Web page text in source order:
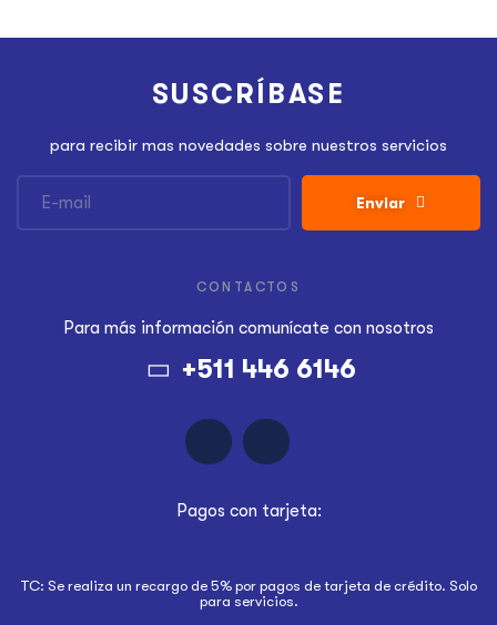
SUSCRÍBASE
para recibir mas novedades sobre nuestros servicios
Enviar
CONTACTOS
Para más información comunícate con nosotros
+511 446 6146
Pagos con tarjeta:
TC: Se realiza un recargo de 5% por pagos de tarjeta de crédito. Solo
para servicios.